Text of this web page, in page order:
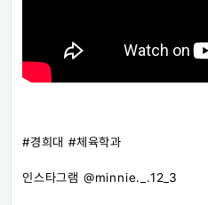
#경희대​ #체육학과​
인스타그램 @minnie._.12_3